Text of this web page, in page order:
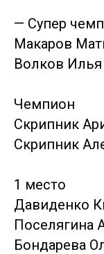
— Супер
Макаров
Волков Илья
Чемпион
Скрипник
Скрипник
1 место
Давиденко
Поселягина
Бондарева